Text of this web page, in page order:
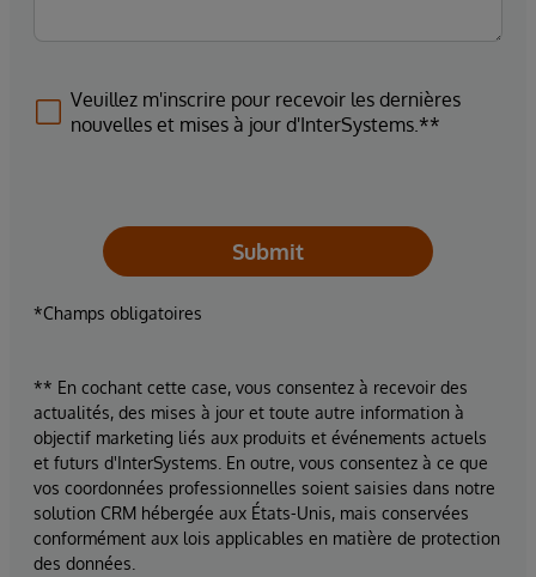
Veuillez m'inscrire pour recevoir les dernières
nouvelles et mises à jour d'InterSystems.**
Submit
*Champs obligatoires
** En cochant cette case, vous consentez à recevoir des
actualités, des mises à jour et toute autre information à
objectif marketing liés aux produits et événements actuels
et futurs d'InterSystems. En outre, vous consentez à ce que
vos coordonnées professionnelles soient saisies dans notre
solution CRM hébergée aux États-Unis, mais conservées
conformément aux lois applicables en matière de protection
des données.